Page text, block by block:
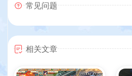
常见问题
相关文章